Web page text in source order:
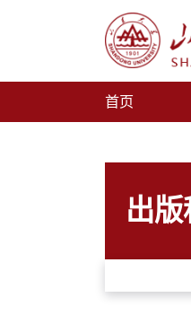
首页
出